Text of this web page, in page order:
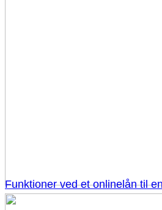
Funktioner ved et onlinelån til